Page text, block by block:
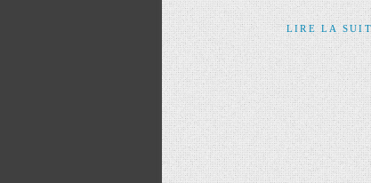
LIRE LA